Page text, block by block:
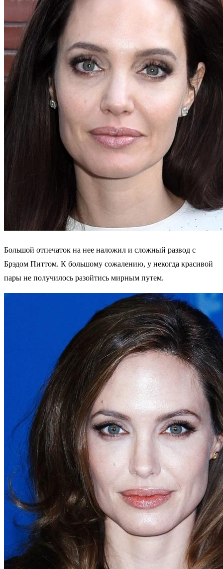
Большой отпечаток на нее наложил и сложный развод с
Брэдом Питтом. К большому сожалению, у некогда красивой
пары не получилось разойтись мирным путем.